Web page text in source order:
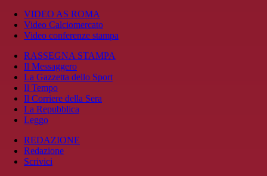
VIDEO AS ROMA
Video Calciomercato
Video conferenze stampa
RASSEGNA STAMPA
Il Messaggero
La Gazzetta dello Sport
Il Tempo
Il Corriere della Sera
La Repubblica
Leggo
REDAZIONE
Redazione
Scrivici